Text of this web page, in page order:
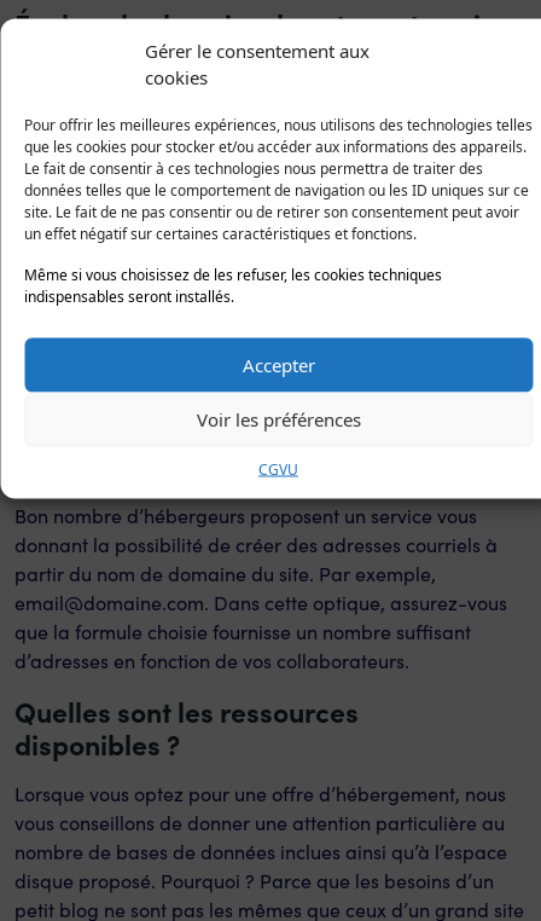
Gérer le consentement aux
cookies
Pour offrir les meilleures expériences, nous utilisons des technologies telles
que les cookies pour stocker et/ou accéder aux informations des appareils.
Le fait de consentir à ces technologies nous permettra de traiter des
données telles que le comportement de navigation ou les ID uniques sur ce
site. Le fait de ne pas consentir ou de retirer son consentement peut avoir
un effet négatif sur certaines caractéristiques et fonctions.
Même si vous choisissez de les refuser, les cookies techniques
indispensables seront installés.
Accepter
Voir les préférences
CGVU
Évaluez les besoins de votre entreprise
Il faut en amont déterminer vos besoins techniques et de
affiner votre choix :
Envisagez-vous de mettre en place un seul ou
plusieurs sites ?
Le nombre de noms de domaine.
Quelle est votre estimation du trafic quotidien de
votre page web ?
Envisagez-vous d’utiliser des applications métiers ou
Avez-vous besoin d’héberger vos
Bon nombre d’hébergeurs proposent un service vous
donnant la possibilité de créer des adresses courriels à
partir du nom de domaine du site. Par exemple,
email@domaine.com. Dans cette optique, assurez-vous
que la formule choisie fournisse un nombre suffisant
d’adresses en fonction de vos collaborateurs.
Quelles sont les ressources
disponibles ?
Lorsque vous optez pour une offre d’hébergement, nous
vous conseillons de donner une attention particulière au
nombre de bases de données inclues ainsi qu’à l’espace
disque proposé. Pourquoi ? Parce que les besoins d’un
petit blog ne sont pas les mêmes que ceux d’un grand site